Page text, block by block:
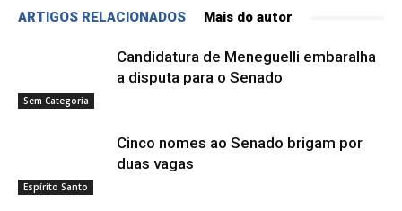
ARTIGOS RELACIONADOS Mais do autor
Sem Categoria
Candidatura de Meneguelli embaralha
a disputa para o Senado
Espírito Santo
Cinco nomes ao Senado brigam por
duas vagas